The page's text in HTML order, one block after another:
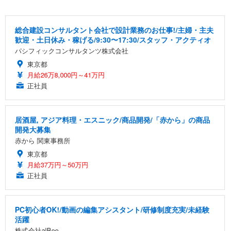
総合建設コンサルタント会社で設計業務のお仕事!/主婦・主夫
歓迎・土日休み・稼げる/9:30〜17:30/スタッフ・アクティオ
パシフィックコンサルタンツ株式会社
東京都
月給26万8,000円～41万円
正社員
居酒屋, アジア料理・エスニック/商品開発/「赤から」の商品
開発大募集
赤から 関東事務所
東京都
月給37万円～50万円
正社員
PC初心者OK!/動画の編集アシスタント/研修制度充実/未経験
活躍